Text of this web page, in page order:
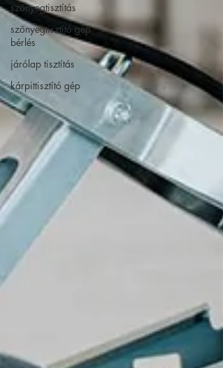
szőnyegtisztítás
szőnyegtisztító gép
bérlés
járólap tisztítás
kárpittisztító gép